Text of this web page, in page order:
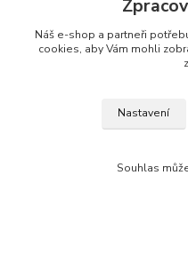
Náš e-shop a partneři
cookies, aby Vám mohli
Nastavení
Souhlas